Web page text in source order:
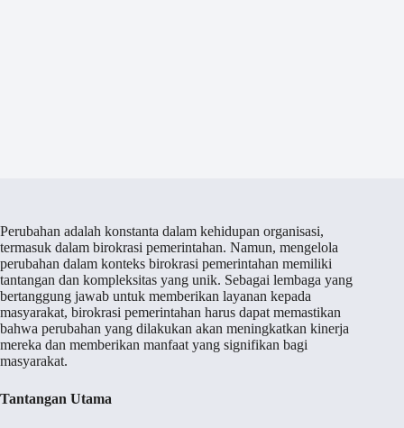
Perubahan adalah konstanta dalam kehidupan organisasi,
termasuk dalam birokrasi pemerintahan. Namun, mengelola
perubahan dalam konteks birokrasi pemerintahan memiliki
tantangan dan kompleksitas yang unik. Sebagai lembaga yang
bertanggung jawab untuk memberikan layanan kepada
masyarakat, birokrasi pemerintahan harus dapat memastikan
bahwa perubahan yang dilakukan akan meningkatkan kinerja
mereka dan memberikan manfaat yang signifikan bagi
masyarakat.
Tantangan Utama